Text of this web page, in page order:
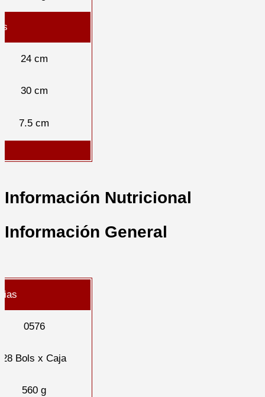
24 cm
30 cm
7.5 cm
Información Nutricional
Información General
0576
28 Bols x Caja
560 g